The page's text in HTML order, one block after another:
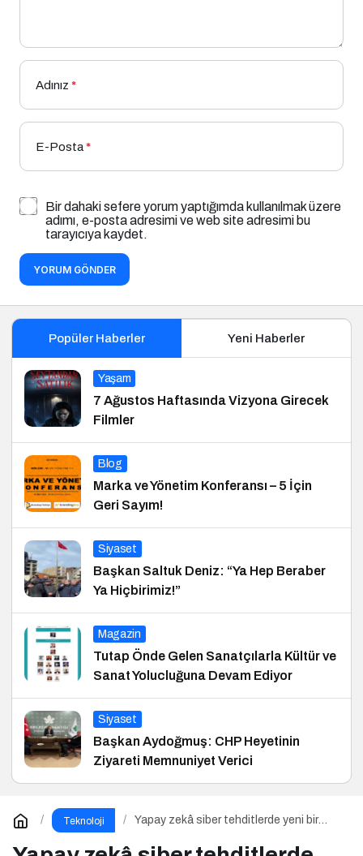
Adınız *
E-Posta*
Bir dahaki sefere yorum yaptığımda kullanılmak üzere
adımı, e-posta adresimi ve web site adresimi bu
tarayıcıya kaydet.
YORUM GÖNDER
Popüler Haberler Yeni Haberler
Yaşam
7 Ağustos Haftasında Vizyona Girecek
Filmler
Blog
Marka ve Yönetim Konferansı – 5 İçin
Geri Sayım!
Siyaset
Başkan Saltuk Deniz: “Ya Hep Beraber
Ya Hiçbirimiz!”
Magazin
Tutap Önde Gelen Sanatçılarla Kültür ve
Sanat Yolucluğuna Devam Ediyor
Siyaset
Başkan Aydoğmuş: CHP Heyetinin
Ziyareti Memnuniyet Verici
Teknoloji
Yapay zekâ siber tehditlerde yeni bir